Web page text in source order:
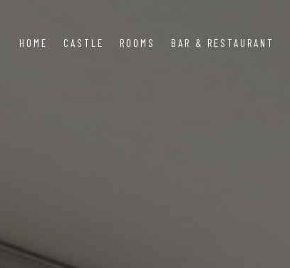
HOME CASTLE ROOMS BAR & RESTAURANT